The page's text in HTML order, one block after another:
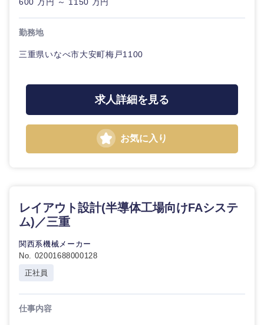
東海地方
勤務地
三重県いなべ市大安町梅戸1100
求人詳細を見る
お気に入り
レイアウト設計(半導体工場向けFAシステ
ム)／三重
関西系機械メーカー
No. 02001688000128
正社員
仕事内容